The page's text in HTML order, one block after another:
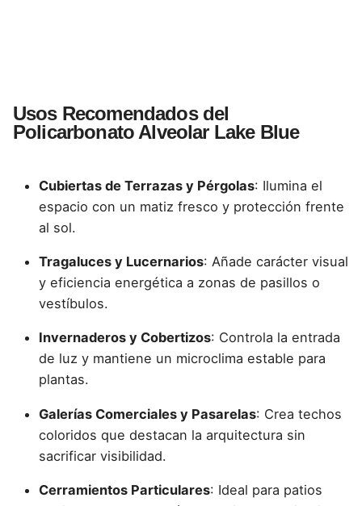
Usos Recomendados del
Policarbonato Alveolar Lake Blue
Cubiertas de Terrazas y Pérgolas: Ilumina el
espacio con un matiz fresco y protección frente
al sol.
Tragaluces y Lucernarios: Añade carácter visual
y eficiencia energética a zonas de pasillos o
vestíbulos.
Invernaderos y Cobertizos: Controla la entrada
de luz y mantiene un microclima estable para
plantas.
Galerías Comerciales y Pasarelas: Crea techos
coloridos que destacan la arquitectura sin
sacrificar visibilidad.
Cerramientos Particulares: Ideal para patios